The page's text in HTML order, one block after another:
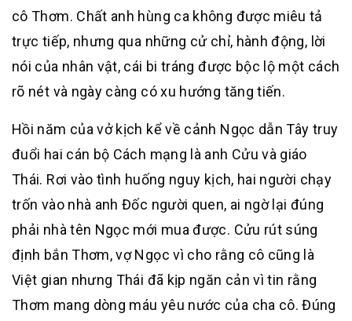
cô Thơm. Chất anh hùng ca không được miêu tả
trực tiếp, nhưng qua những cử chỉ, hành động, lời
nói của nhân vật, cái bi tráng được bộc lộ một cách
rõ nét và ngày càng có xu hướng tăng tiến.
Hồi năm của vở kịch kể về cảnh Ngọc dẫn Tây truy
đuổi hai cán bộ Cách mạng là anh Cửu và giáo
Thái. Rơi vào tình huống nguy kịch, hai người chạy
trốn vào nhà anh Đốc người quen, ai ngờ lại đúng
phải nhà tên Ngọc mới mua được. Cửu rút súng
định bắn Thơm, vợ Ngọc vì cho rằng cô cũng là
Việt gian nhưng Thái đã kịp ngăn cản vì tin rằng
Thơm mang dòng máu yêu nước của cha cô. Đúng